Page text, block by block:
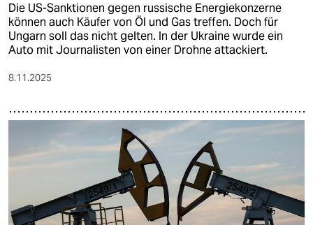
Die US-Sanktionen gegen russische Energiekonzerne
können auch Käufer von Öl und Gas treffen. Doch für
Ungarn soll das nicht gelten. In der Ukraine wurde ein
Auto mit Journalisten von einer Drohne attackiert.
8.11.2025